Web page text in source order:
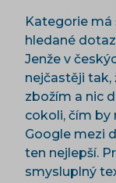
Kategorie má
hledané
Jenže v
nejčastěji tak,
zbožím a nic
cokoli, čím by
Google mezi
ten nejlepší.
smysluplný